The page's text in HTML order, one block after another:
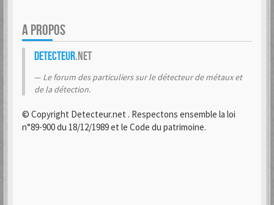
A PROPOS
Detecteur.net
Le forum des particuliers sur le détecteur de métaux et
de la détection.
© Copyright Detecteur.net . Respectons ensemble la loi
n°89-900 du 18/12/1989 et le Code du patrimoine.